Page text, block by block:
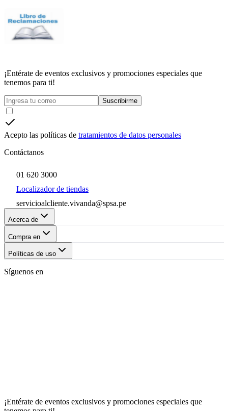
¡Entérate de eventos exclusivos y promociones especiales que
tenemos para ti!
Suscribirme
Acepto las políticas de tratamientos de datos personales
Contáctanos
01 620 3000
Localizador de tiendas
servicioalcliente.vivanda@spsa.pe
Acerca de
Compra en
Políticas de uso
Síguenos en
¡Entérate de eventos exclusivos y promociones especiales que